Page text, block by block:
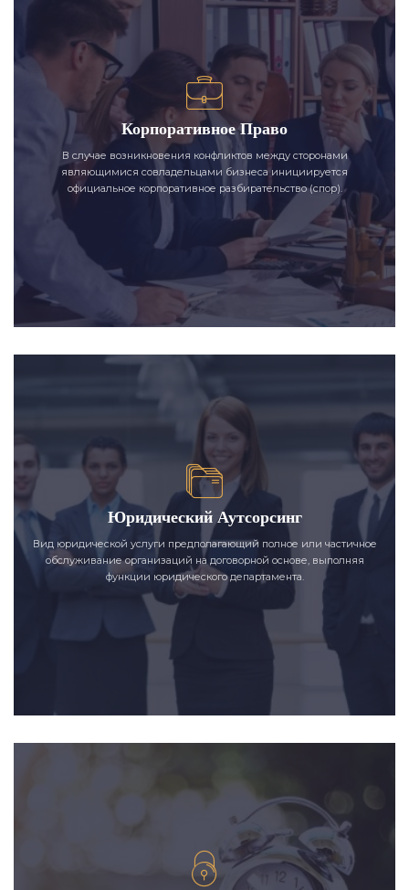
Корпоративное Право
В случае возникновения конфликтов между сторонами
являющимися совладельцами бизнеса инициируется
официальное корпоративное разбирательство (спор).
Юридический Аутсорсинг
Вид юридической услуги предполагающий полное или частичное
обслуживание организаций на договорной основе, выполняя
функции юридического департамента.